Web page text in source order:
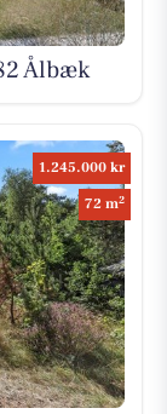
Ålbæk
1.245.000 kr
72 m2